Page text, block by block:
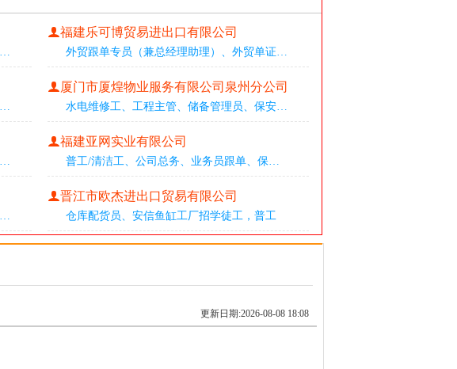
福建乐可博贸易进出口有限公司
外贸跟单专员（兼总经理助理） 外贸单证
厦门市厦煌物业服务有限公司泉州分公司
水电维修工 工程主管 储备管理员 保安
福建亚网实业有限公司
普工/清洁工 公司总务 业务员跟单 保
晋江市欧杰进出口贸易有限公司
仓库配货员 安信鱼缸工厂招学徒工，普工
更新日期:2026-08-08 18:08